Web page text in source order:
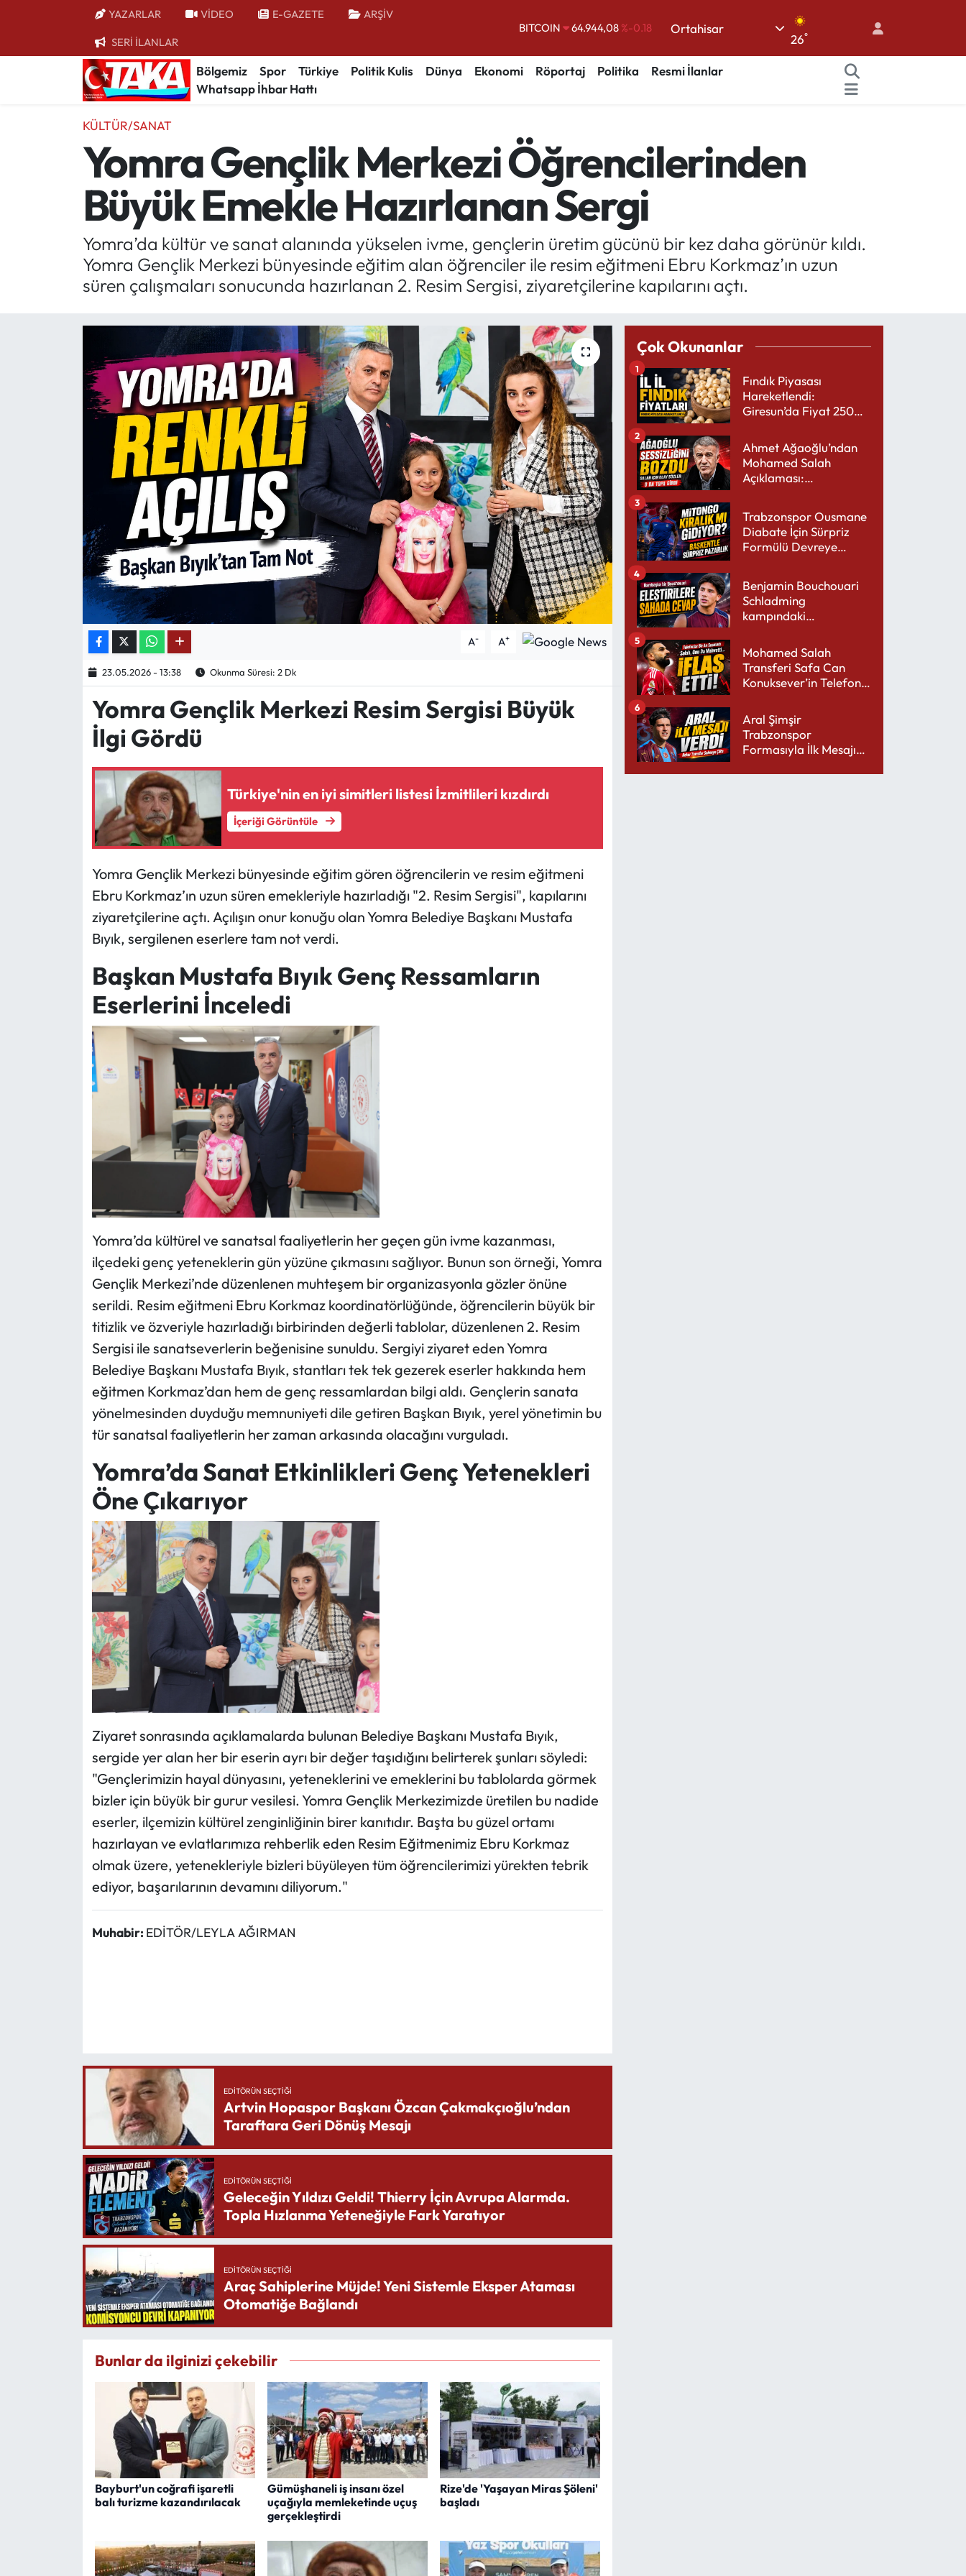
YAZARLAR VİDEO E-GAZETE ARŞİV
SERİ İLANLAR
DOLAR 47,7436%0.18
EURO
55,2510%0.32
STERLİN
64,4811%0.38
BITCOIN
64.944,08%-0.18
Ortahisar
26°
Bölgemiz Spor Türkiye Politik Kulis Dünya Ekonomi Röportaj Politika
Resmi İlanlar
Whatsapp İhbar Hattı
KÜLTÜR/SANAT
Yomra Gençlik Merkezi Öğrencilerinden
Büyük Emekle Hazırlanan Sergi
Yomra’da kültür ve sanat alanında yükselen ivme, gençlerin üretim gücünü bir kez daha görünür kıldı.
Yomra Gençlik Merkezi bünyesinde eğitim alan öğrenciler ile resim eğitmeni Ebru Korkmaz’ın uzun
süren çalışmaları sonucunda hazırlanan 2. Resim Sergisi, ziyaretçilerine kapılarını açtı.
A- A+
23.05.2026 - 13:38 Okunma Süresi: 2 Dk
Yomra Gençlik Merkezi Resim Sergisi Büyük
İlgi Gördü
Türkiye'nin en iyi simitleri listesi İzmitlileri kızdırdı
İçeriği Görüntüle
Yomra Gençlik Merkezi bünyesinde eğitim gören öğrencilerin ve resim eğitmeni
Ebru Korkmaz’ın uzun süren emekleriyle hazırladığı "2. Resim Sergisi", kapılarını
ziyaretçilerine açtı. Açılışın onur konuğu olan Yomra Belediye Başkanı Mustafa
Bıyık, sergilenen eserlere tam not verdi.
Başkan Mustafa Bıyık Genç Ressamların
Eserlerini İnceledi
Yomra’da kültürel ve sanatsal faaliyetlerin her geçen gün ivme kazanması,
ilçedeki genç yeteneklerin gün yüzüne çıkmasını sağlıyor. Bunun son örneği, Yomra
Gençlik Merkezi’nde düzenlenen muhteşem bir organizasyonla gözler önüne
serildi. Resim eğitmeni Ebru Korkmaz koordinatörlüğünde, öğrencilerin büyük bir
titizlik ve özveriyle hazırladığı birbirinden değerli tablolar, düzenlenen 2. Resim
Sergisi ile sanatseverlerin beğenisine sunuldu. Sergiyi ziyaret eden Yomra
Belediye Başkanı Mustafa Bıyık, stantları tek tek gezerek eserler hakkında hem
eğitmen Korkmaz’dan hem de genç ressamlardan bilgi aldı. Gençlerin sanata
yönelmesinden duyduğu memnuniyeti dile getiren Başkan Bıyık, yerel yönetimin bu
tür sanatsal faaliyetlerin her zaman arkasında olacağını vurguladı.
Yomra’da Sanat Etkinlikleri Genç Yetenekleri
Öne Çıkarıyor
Ziyaret sonrasında açıklamalarda bulunan Belediye Başkanı Mustafa Bıyık,
sergide yer alan her bir eserin ayrı bir değer taşıdığını belirterek şunları söyledi:
"Gençlerimizin hayal dünyasını, yeteneklerini ve emeklerini bu tablolarda görmek
bizler için büyük bir gurur vesilesi. Yomra Gençlik Merkezimizde üretilen bu nadide
eserler, ilçemizin kültürel zenginliğinin birer kanıtıdır. Başta bu güzel ortamı
hazırlayan ve evlatlarımıza rehberlik eden Resim Eğitmenimiz Ebru Korkmaz
olmak üzere, yetenekleriyle bizleri büyüleyen tüm öğrencilerimizi yürekten tebrik
ediyor, başarılarının devamını diliyorum."
Muhabir: EDİTÖR/LEYLA AĞIRMAN
EDITÖRÜN SEÇTIĞI
Artvin Hopaspor Başkanı Özcan Çakmakçıoğlu’ndan
Taraftara Geri Dönüş Mesajı
EDITÖRÜN SEÇTIĞI
Geleceğin Yıldızı Geldi! Thierry İçin Avrupa Alarmda.
Topla Hızlanma Yeteneğiyle Fark Yaratıyor
EDITÖRÜN SEÇTIĞI
Araç Sahiplerine Müjde! Yeni Sistemle Eksper Ataması
Otomatiğe Bağlandı
Bunlar da ilginizi çekebilir
Bayburt'un coğrafi işaretli
balı turizme kazandırılacak
Gümüşhaneli iş insanı özel
uçağıyla memleketinde uçuş
gerçekleştirdi
Rize'de 'Yaşayan Miras Şöleni'
başladı
Çok Okunanlar
Fındık Piyasası
Hareketlendi:
Giresun’da Fiyat 250
1
Ahmet Ağaoğlu’ndan
Mohamed Salah
Açıklaması:
2
Trabzonspor Ousmane
Diabate İçin Sürpriz
Formülü Devreye
3
Benjamin Bouchouari
Schladming
kampındaki
4
Mohamed Salah
Transferi Safa Can
Konuksever’in Telefon
5
Aral Şimşir
Trabzonspor
Formasıyla İlk Mesajını
6
Bölgemiz
Kültür/Sanat
Politik Kulis
Röportaj
ASTROLOJİ
Spor Yazıları
Mektup Galeri
Ekonomi
Trabzon Nöbetçi Eczaneler
Trabzon Hava Durumu
Trabzon Trafik Yoğunluk Haritası
Süper Lig Puan Durumu ve Fikstür
Tüm Manşetler
Son Dakika Haberleri
Haber Arşivi